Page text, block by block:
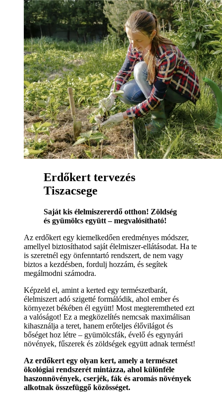
Erdőkert tervezés
Tiszacsege
Saját kis élelmiszererdő otthon! Zöldség
és gyümölcs együtt – megvalósítható!
Az erdőkert egy kiemelkedően eredményes módszer,
amellyel biztosíthatod saját élelmiszer-ellátásodat. Ha te
is szeretnél egy önfenntartó rendszert, de nem vagy
biztos a kezdésben, fordulj hozzám, és segítek
megálmodni számodra.
Képzeld el, amint a kerted egy természetbarát,
élelmiszert adó szigetté formálódik, ahol ember és
környezet békében él együtt! Most megteremtheted ezt
a valóságot! Ez a megközelítés nemcsak maximálisan
kihasználja a teret, hanem erőteljes élővilágot és
bőséget hoz létre – gyümölcsfák, évelő és egynyári
növények, fűszerek és zöldségek együtt adnak termést!
Az erdőkert egy olyan kert, amely a természet
ökológiai rendszerét mintázza, ahol különféle
haszonnövények, cserjék, fák és aromás növények
alkotnak összefüggő közösséget.